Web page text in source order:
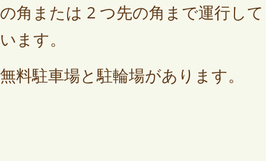
の角または 2 つ先の角まで運行して
います。
無料駐車場と駐輪場があります。